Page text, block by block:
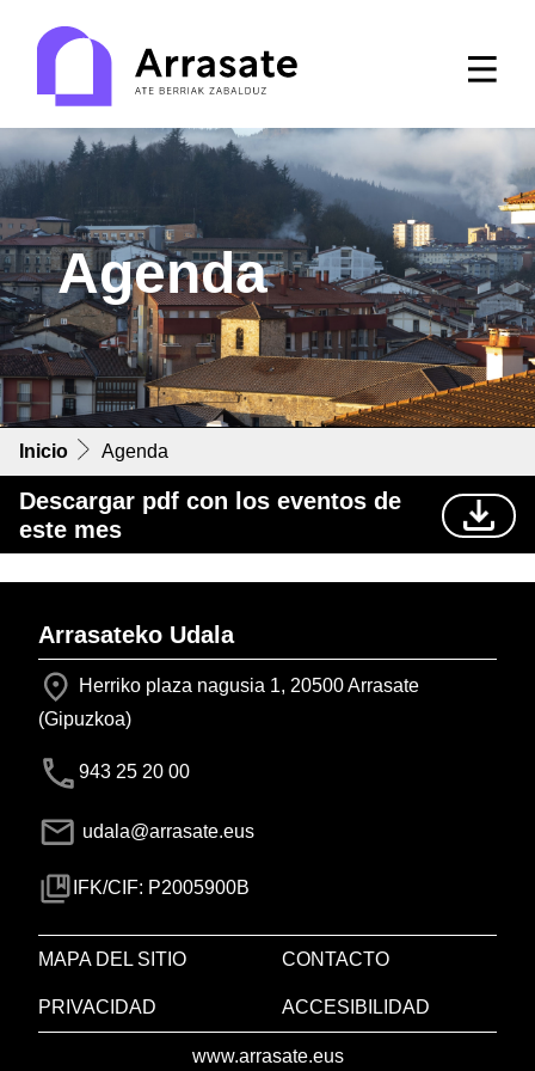
Agenda
Inicio Agenda
Descargar pdf con los eventos de
este mes
Arrasateko Udala
Herriko plaza nagusia 1, 20500 Arrasate
(Gipuzkoa)
943 25 20 00
udala@arrasate.eus
IFK/CIF: P2005900B
MAPA DEL SITIO CONTACTO
PRIVACIDAD ACCESIBILIDAD
www.arrasate.eus